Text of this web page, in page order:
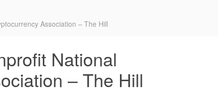
Association – The Hill
National
– The Hill